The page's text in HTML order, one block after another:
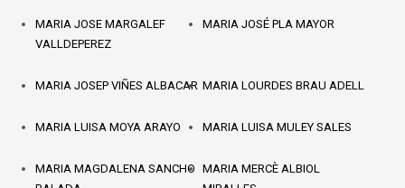
MARIA JOSE MARGALEF
VALLDEPEREZ
MARIA JOSÉ PLA MAYOR
MARIA JOSEP VIÑES ALBACAR MARIA LOURDES BRAU ADELL
MARIA LUISA MOYA ARAYO MARIA LUISA MULEY SALES
MARIA MAGDALENA SANCHO MARIA MERCÈ ALBIOL